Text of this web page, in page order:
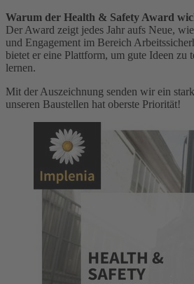
Warum der Health & Safety Award
Der Award zeigt jedes Jahr aufs Neue,
und Engagement im Bereich
bietet er eine Plattform, um gute Ideen zu
lernen.
Mit der Auszeichnung senden wir ein
unseren Baustellen hat oberste Priorität!